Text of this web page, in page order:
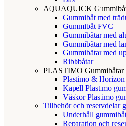
AQUAQUICK
Gummibåt med
Gummibåt PVC
Gummibåtar med
Gummibåtar med
Gummibåtar med
Ribbbåtar
PLASTIMO Gummibåtar
Plastimo & Horizon
Kapell Plastimo
Väskor Plastimo
Tillbehör och reservdelar
Underhåll
Reparation och